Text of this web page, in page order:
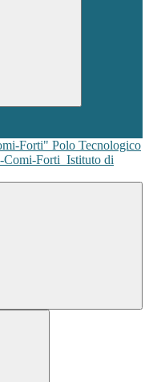
Polo Tecnologico
Comi-Forti Istituto di